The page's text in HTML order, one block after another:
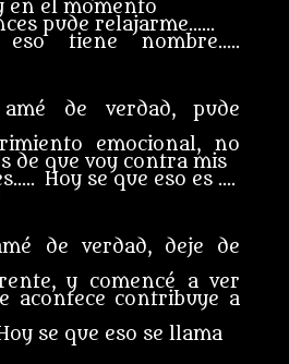
en el momento
pude relajarme……
tiene nombre…..
de verdad, pude
emocional, no
de que voy contra mis
Hoy se que eso es ….
de verdad, deje de
y comencé a ver
acontece contribuye a
se que eso se llama